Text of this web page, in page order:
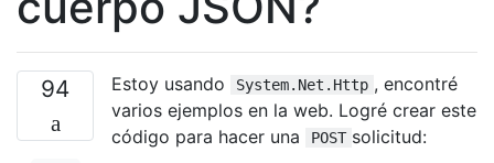
94 Estoy usando System.Net.Http , encontré
varios ejemplos en la web. Logré crear este
código para hacer una
POST solicitud: